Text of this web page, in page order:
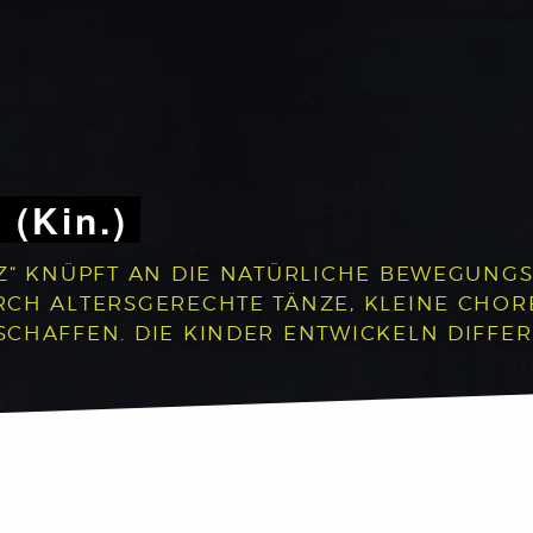
(Kin.)
KNÜPFT AN DIE NATÜRLICHE
ALTERSGERECHTE TÄNZE, KLEINE
DIE KINDER ENTWICKELN